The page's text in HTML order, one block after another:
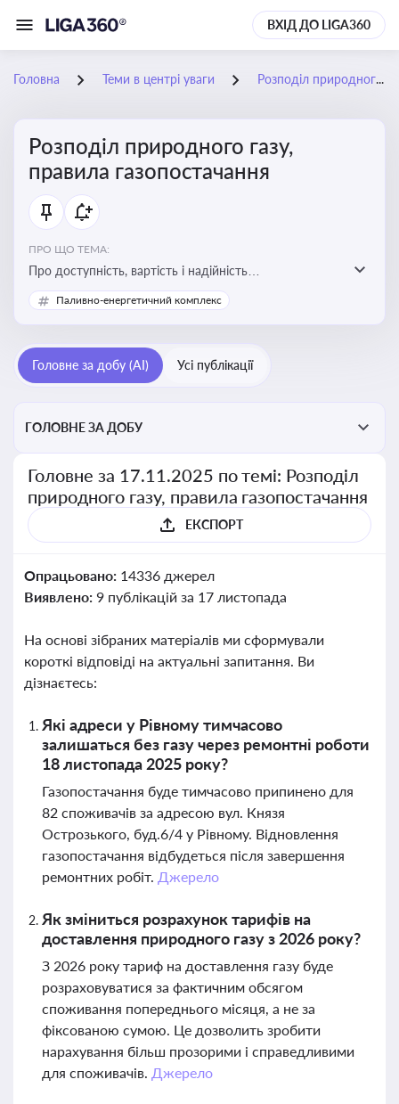
ВХІД ДО LIGA360
Головна Теми в центрі уваги Розподіл природного газу, правила газопостачання
Розподіл природного газу,
правила газопостачання
ПРО ЩО ТЕМА:
Про доступність, вартість і надійність
енергопостачання для бізнесу та вплив на економічну
стабільність
Паливно-енергетичний комплекс
Головне за добу (AI) Усі публікації
ГОЛОВНЕ ЗА ДОБУ
Головне за 17.11.2025 по темі: Розподіл
природного газу, правила газопостачання
ЕКСПОРТ
Опрацьовано: 14336 джерел
Виявлено: 9 публікацій за 17 листопада
На основі зібраних матеріалів ми сформували
короткі відповіді на актуальні запитання. Ви
дізнаєтесь:
Які адреси у Рівному тимчасово
залишаться без газу через ремонтні роботи
18 листопада 2025 року?
Газопостачання буде тимчасово припинено для
82 споживачів за адресою вул. Князя
Острозького, буд.6/4 у Рівному. Відновлення
газопостачання відбудеться після завершення
ремонтних робіт. Джерело
Як зміниться розрахунок тарифів на
доставлення природного газу з 2026 року?
З 2026 року тариф на доставлення газу буде
розраховуватися за фактичним обсягом
споживання попереднього місяця, а не за
фіксованою сумою. Це дозволить зробити
нарахування більш прозорими і справедливими
для споживачів. Джерело